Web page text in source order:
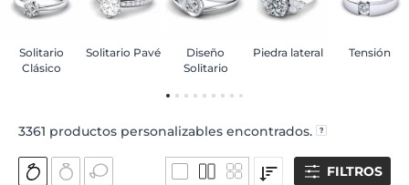
Solitario
Clásico
Solitario Pavé
Diseño
Solitario
Piedra lateral Tensión
3361 productos personalizables encontrados.
FILTROS